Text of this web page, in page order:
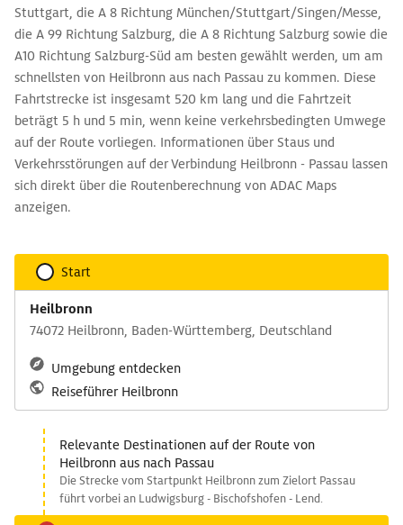
Stuttgart, die A 8 Richtung München/Stuttgart/Singen/Messe,
die A 99 Richtung Salzburg, die A 8 Richtung Salzburg sowie die
A10 Richtung Salzburg-Süd am besten gewählt werden, um am
schnellsten von Heilbronn aus nach Passau zu kommen. Diese
Fahrtstrecke ist insgesamt 520 km lang und die Fahrtzeit
beträgt 5 h und 5 min, wenn keine verkehrsbedingten Umwege
auf der Route vorliegen. Informationen über Staus und
Verkehrsstörungen auf der Verbindung Heilbronn - Passau lassen
sich direkt über die Routenberechnung von ADAC Maps
anzeigen.
Start
Heilbronn
74072 Heilbronn, Baden-Württemberg, Deutschland
Umgebung entdecken
Reiseführer Heilbronn
Relevante Destinationen auf der Route von
Heilbronn aus nach Passau
Die Strecke vom Startpunkt Heilbronn zum Zielort Passau
führt vorbei an Ludwigsburg - Bischofshofen - Lend.